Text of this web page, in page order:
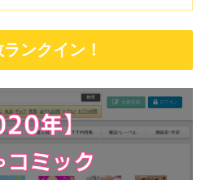
ンクイン！